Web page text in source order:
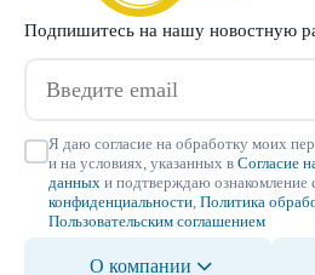
Подпишитесь на нашу новостную
Я даю согласие на обработку моих
и на условиях, указанных в Согласие
данных и подтверждаю ознакомление
конфиденциальности Политика
Пользовательским соглашением
О компании